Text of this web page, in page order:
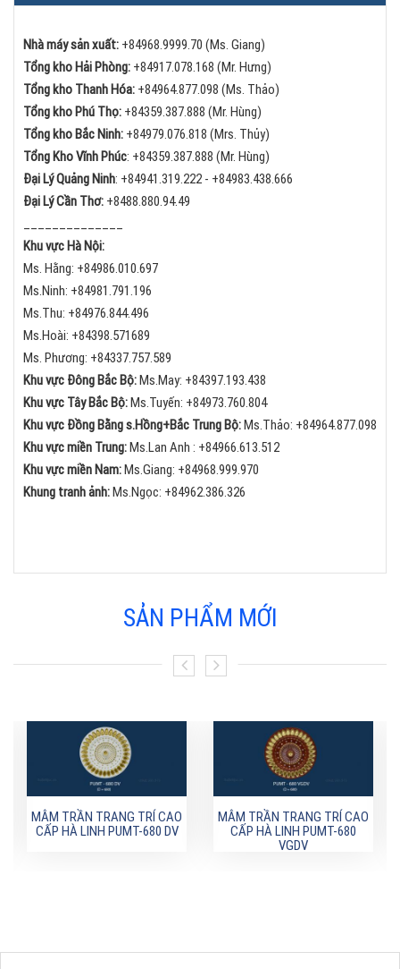
Nhà máy sản xuất: +84968.9999.70 (Ms. Giang)
Tổng kho Hải Phòng: +84917.078.168 (Mr. Hưng)
Tổng kho Thanh Hóa: +84964.877.098 (Ms. Thảo)
Tổng kho Phú Thọ: +84359.387.888 (Mr. Hùng)
Tổng kho Bắc Ninh: +84979.076.818 (Mrs. Thủy)
Tổng Kho Vĩnh Phúc: +84359.387.888 (Mr. Hùng)
Đại Lý Quảng Ninh: +84941.319.222 - +84983.438.666
Đại Lý Cần Thơ: +8488.880.94.49
Khu vực Hà Nội:
Ms. Hằng: +84986.010.697
Ms.Ninh: +84981.791.196
Ms.Thu: +84976.844.496
Ms.Hoài: +84398.571689
Ms. Phương: +84337.757.589
Khu vực Đông Bắc Bộ:Ms.May: +84397.193.438
Khu vực Tây Bắc Bộ:Ms.Tuyến: +84973.760.804
Khu vực Đồng Bằng s.Hồng+Bắc Trung Bộ:Ms.Thảo: +84964.877.098
Khu vực miền Trung:Ms.Lan Anh : +84966.613.512
Khu vực miền Nam:Ms.Giang: +84968.999.970
Khung tranh ảnh:Ms.Ngọc: +84962.386.326
SẢN PHẨM MỚI
MÂM TRẦN TRANG TRÍ CAO
CẤP HÀ LINH PUMT-680 DV
MÂM TRẦN TRANG TRÍ CAO
CẤP HÀ LINH PUMT-680
VGDV